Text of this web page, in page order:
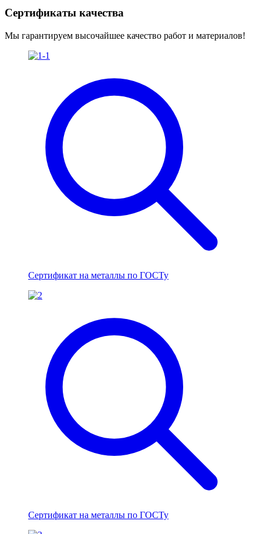
Сертификаты качества
Мы гарантируем высочайшее качество работ и материалов!
Сертификат на металлы по ГОСТу
Сертификат на металлы по ГОСТу